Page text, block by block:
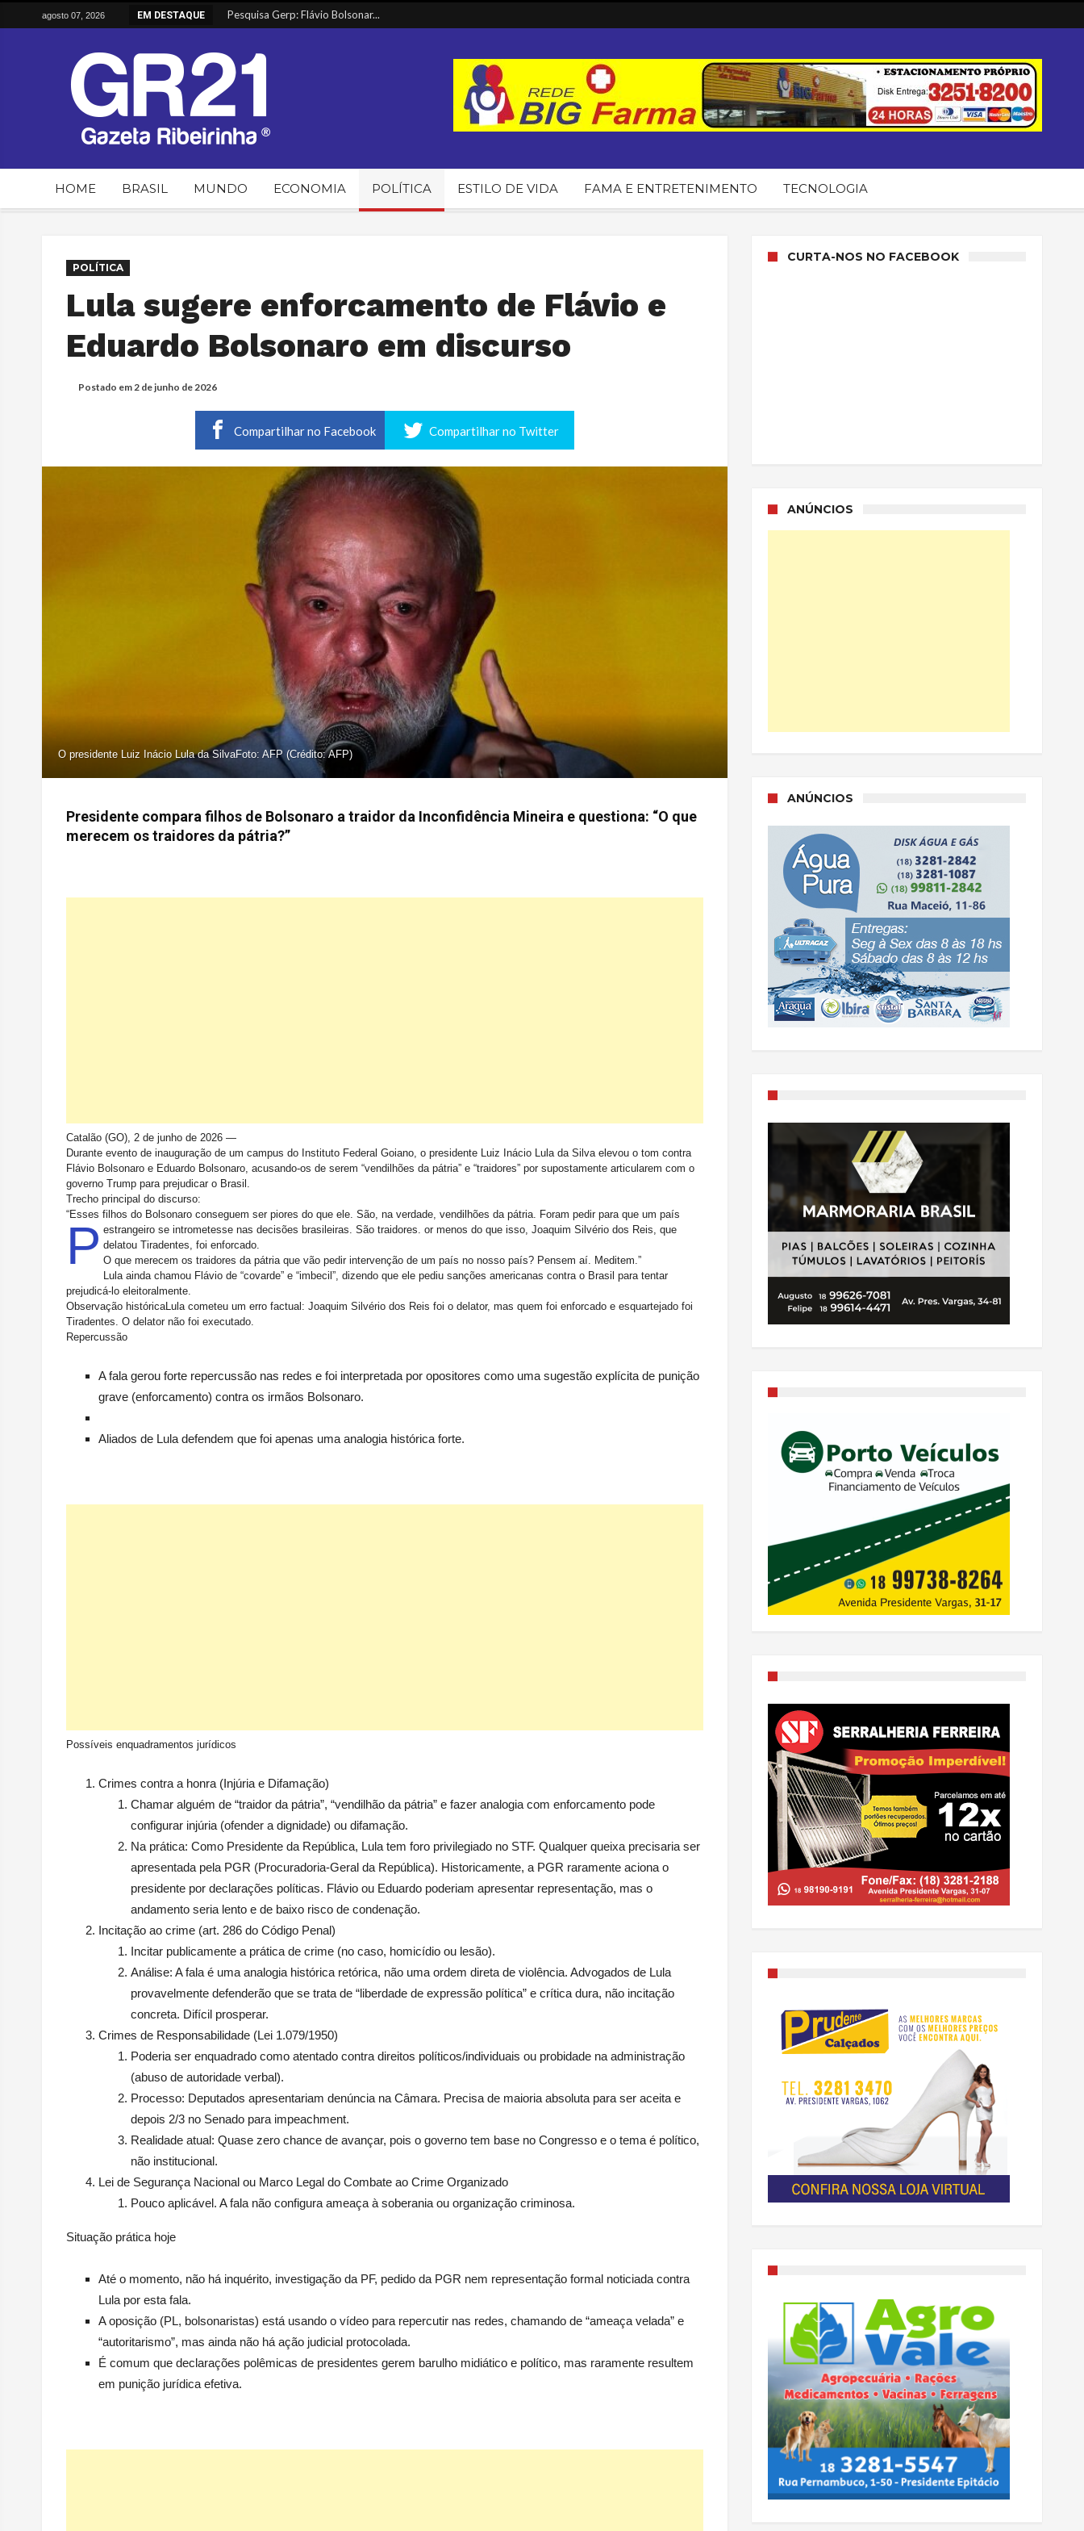
agosto 07, 2026 EM DESTAQUE
Vulnerabilidades em Urnas Elet...
Alimentos sobem e têm maior in...
Entenda o envolvimento do PT d...
HOME BRASIL MUNDO ECONOMIA POLÍTICA ESTILO DE VIDA FAMA E ENTRETENIMENTO TECNOLOGIA
POLÍTICA
Lula sugere enforcamento de Flávio e
Eduardo Bolsonaro em discurso
Postado em2 de junho de 2026
Compartilhar no Facebook Compartilhar no Twitter
O presidente Luiz Inácio Lula da SilvaFoto: AFP (Crédito: AFP)
Presidente compara filhos de Bolsonaro a traidor da Inconfidência Mineira e questiona: “O que
merecem os traidores da pátria?”
Catalão (GO), 2 de junho de 2026 —
Durante evento de inauguração de um campus do Instituto Federal Goiano, o presidente Luiz Inácio Lula da Silvaelevou o tom contra
Flávio Bolsonaro e Eduardo Bolsonaro, acusando-os de serem “vendilhões da pátria” e “traidores” por supostamente articularem com o
governo Trump para prejudicar o Brasil.
Trecho principal do discurso:
“Esses filhos do Bolsonaro conseguem ser piores do que ele. São, na verdade, vendilhões da pátria. Foram pedir para que um país
estrangeiro se intrometesse nas decisões brasileiras. Sãotraidores.
P or menos do que isso,Joaquim Silvério dos Reis, que
delatou Tiradentes,foi enforcado.
O que merecem os traidores da pátria que vão pedir intervenção de um país no nosso país? Pensem aí. Meditem.”
Lula ainda chamou Flávio de “covarde” e “imbecil”, dizendo que ele pediu sanções americanas contra o Brasil para tentar
prejudicá-lo eleitoralmente.
Observação históricaLula cometeu um erro factual: Joaquim Silvério dos Reis foi o delator, mas quem foi enforcado e esquartejado foi
Tiradentes. O delator não foi executado.
Repercussão
A fala gerou forte repercussão nas redes e foi interpretada por opositores como uma sugestão explícita de punição
grave (enforcamento) contra os irmãos Bolsonaro.
Aliados de Lula defendem que foi apenas uma analogia histórica forte.
Possíveis enquadramentos jurídicos
Crimes contra a honra (Injúria e Difamação)
Chamar alguém de “traidor da pátria”, “vendilhão da pátria” e fazer analogia com enforcamento pode
configurar injúria (ofender a dignidade) ou difamação.
Na prática: Como Presidente da República, Lula tem foro privilegiado no STF. Qualquer queixa precisaria ser
apresentada pela PGR (Procuradoria-Geral da República). Historicamente, a PGR raramente aciona o
presidente por declarações políticas. Flávio ou Eduardo poderiam apresentar representação, mas o
andamento seria lento e de baixo risco de condenação.
Incitação ao crime (art. 286 do Código Penal)
Incitar publicamente a prática de crime (no caso, homicídio ou lesão).
Análise: A fala é uma analogia histórica retórica, não uma ordem direta de violência. Advogados de Lula
provavelmente defenderão que se trata de “liberdade de expressão política” e crítica dura, não incitação
concreta. Difícil prosperar.
Crimes de Responsabilidade (Lei 1.079/1950)
Poderia ser enquadrado como atentado contra direitos políticos/individuais ou probidade na administração
(abuso de autoridade verbal).
Processo: Deputados apresentariam denúncia na Câmara. Precisa de maioria absoluta para ser aceita e
depois 2/3 no Senado para impeachment.
Realidade atual: Quase zero chance de avançar, pois o governo tem base no Congresso e o tema é político,
não institucional.
Lei de Segurança Nacional ou Marco Legal do Combate ao Crime Organizado
Pouco aplicável. A fala não configura ameaça à soberania ou organização criminosa.
Situação prática hoje
Até o momento, não há inquérito, investigação da PF, pedido da PGR nem representação formal noticiada contra
Lula por esta fala.
A oposição (PL, bolsonaristas) está usando o vídeo para repercutir nas redes, chamando de “ameaça velada” e
“autoritarismo”, mas ainda não há ação judicial protocolada.
É comum que declarações polêmicas de presidentes gerem barulho midiático e político, mas raramente resultem
em punição jurídica efetiva.
CURTA-NOS NO FACEBOOK
ANÚNCIOS
ANÚNCIOS